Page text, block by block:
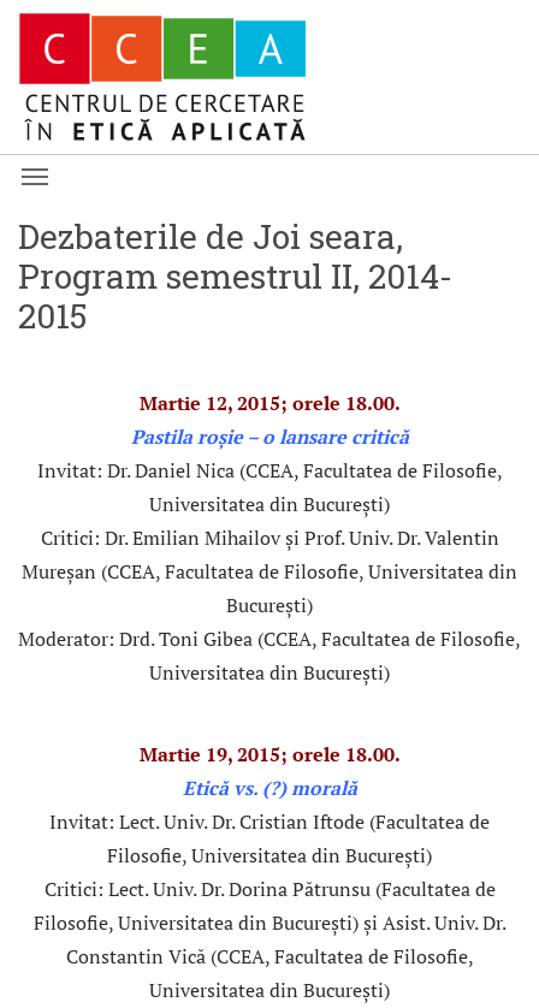
Dezbaterile de Joi seara,
Program semestrul II, 2014-
2015
Martie 12, 2015; orele 18.00.
Pastila roșie – o lansare critică
Invitat: Dr. Daniel Nica (CCEA, Facultatea de Filosofie,
Universitatea din București)
Critici: Dr. Emilian Mihailov și Prof. Univ. Dr. Valentin
Mureșan (CCEA, Facultatea de Filosofie, Universitatea din
București)
Moderator: Drd. Toni Gibea (CCEA, Facultatea de Filosofie,
Universitatea din București)
Martie 19, 2015; orele 18.00.
Etică vs. (?) morală
Invitat: Lect. Univ. Dr. Cristian Iftode (Facultatea de
Filosofie, Universitatea din București)
Critici: Lect. Univ. Dr. Dorina Pătrunsu (Facultatea de
Filosofie, Universitatea din București) și Asist. Univ. Dr.
Constantin Vică (CCEA, Facultatea de Filosofie,
Universitatea din București)